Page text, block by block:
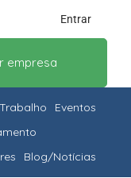
Entrar
empresa
Trabalho
Eventos
Blog/Notícias